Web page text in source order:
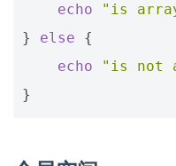
echo
"is
}
else
{
echo
"is not
}